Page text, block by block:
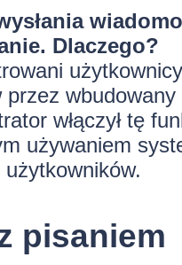
Dlaczego?
włączył tę
używaniem
pisaniem